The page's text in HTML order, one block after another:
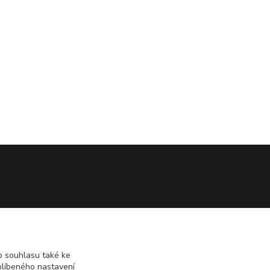
souhlasu také ke
nastavení